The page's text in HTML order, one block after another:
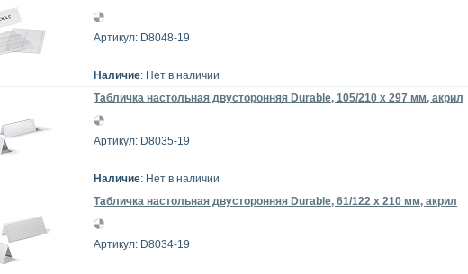
Артикул: D8048-19
Наличие: Нет в наличии
Табличка настольная двусторонняя Durable, 105/210 x 297 мм, акрил
Артикул: D8035-19
Наличие: Нет в наличии
Табличка настольная двусторонняя Durable, 61/122 x 210 мм, акрил
Артикул: D8034-19